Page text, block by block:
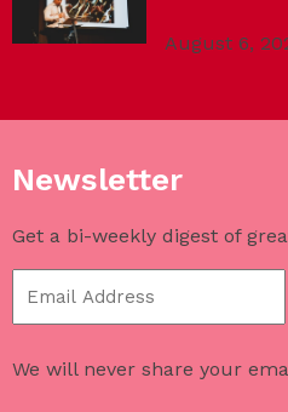
August 6,
Newsletter
Get a bi-weekly digest of
We will never share your